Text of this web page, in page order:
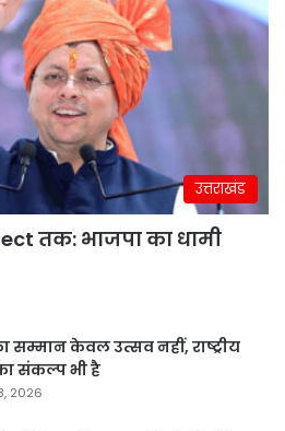
उत्तराखंड
तक: भाजपा का धामी
सम्मान केवल उत्सव नहीं, राष्ट्रीय
संकल्प भी है
2026